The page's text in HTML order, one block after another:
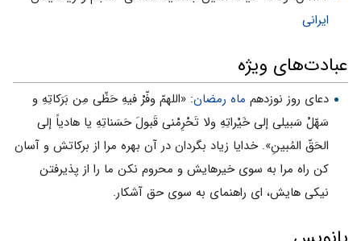
ایرانی
عبادت‌های ویژه
دعاى روز نوزدهم ماه رمضان: «اللهمّ وفّرْ فیهِ حَظّی مِن بَرَکاتِهِ و
سَهّلْ سَبیلی إلى خَیْراتِهِ ولا تَحْرِمْنی قَبولَ حَسَناتِهِ یا هادیاً إلى
الحَقّ المُبینِ». خدایا زیاد بگردان در آن بهره مرا از برکاتش و آسان
کن راه مرا به سوى خیرهایش و محروم نکن ما را از پذیرفتن
نیکى هایش، اى راهنماى به سوى حق آشکار.